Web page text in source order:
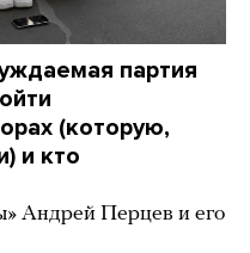
партия
(которую,
и кто
Андрей Перцев и его